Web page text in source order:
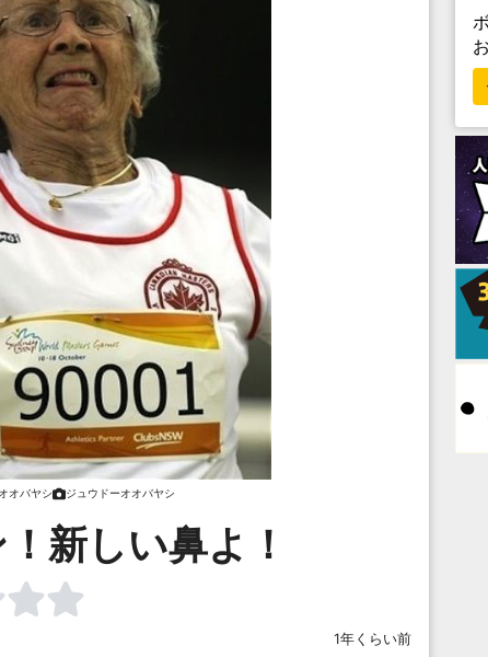
オバヤシ ジュウドーオオバヤシ
新しい鼻よ！
1年くらい前